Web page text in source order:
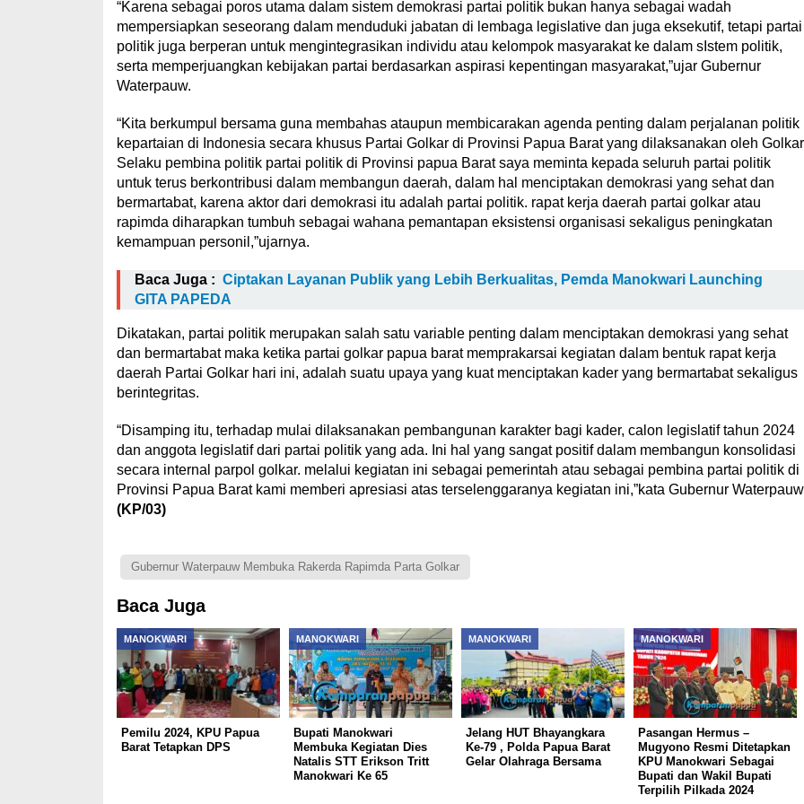
“Karena sebagai poros utama dalam sistem demokrasi partai politik bukan hanya sebagai wadah
mempersiapkan seseorang dalam menduduki jabatan di lembaga legislative dan juga eksekutif, tetapi partai
politik juga berperan untuk mengintegrasikan individu atau kelompok masyarakat ke dalam sIstem politik,
serta memperjuangkan kebijakan partai berdasarkan aspirasi kepentingan masyarakat,”ujar Gubernur
Waterpauw.
“Kita berkumpul bersama guna membahas ataupun membicarakan agenda penting dalam perjalanan politik
kepartaian di Indonesia secara khusus Partai Golkar di Provinsi Papua Barat yang dilaksanakan oleh
Selaku pembina politik partai politik di Provinsi papua Barat saya meminta kepada seluruh partai politik
untuk terus berkontribusi dalam membangun daerah, dalam hal menciptakan demokrasi yang sehat dan
bermartabat, karena aktor dari demokrasi itu adalah partai politik. rapat kerja daerah partai golkar atau
rapimda diharapkan tumbuh sebagai wahana pemantapan eksistensi organisasi sekaligus peningkatan
kemampuan personil,”ujarnya.
Baca Juga : Ciptakan Layanan Publik yang Lebih Berkualitas, Pemda Manokwari Launching
GITA PAPEDA
Dikatakan, partai politik merupakan salah satu variable penting dalam menciptakan demokrasi yang sehat
dan bermartabat maka ketika partai golkar papua barat memprakarsai kegiatan dalam bentuk rapat kerja
daerah Partai Golkar hari ini, adalah suatu upaya yang kuat menciptakan kader yang bermartabat sekaligus
berintegritas.
“Disamping itu, terhadap mulai dilaksanakan pembangunan karakter bagi kader, calon legislatif tahun 2024
dan anggota legislatif dari partai politik yang ada. Ini hal yang sangat positif dalam membangun konsolidasi
secara internal parpol golkar. melalui kegiatan ini sebagai pemerintah atau sebagai pembina partai politik di
Provinsi Papua Barat kami memberi apresiasi atas terselenggaranya kegiatan ini,”kata Gubernur
(KP/03)
Gubernur Waterpauw Membuka Rakerda Rapimda Parta Golkar
Baca Juga
MANOKWARI
Pemilu 2024, KPU Papua
Barat Tetapkan DPS
MANOKWARI
Bupati Manokwari
Membuka Kegiatan Dies
Natalis STT Erikson Tritt
Manokwari Ke 65
MANOKWARI
Jelang HUT Bhayangkara
Ke-79 , Polda Papua Barat
Gelar Olahraga Bersama
MANOKWARI
Pasangan Hermus –
Mugyono Resmi Ditetapkan
KPU Manokwari Sebagai
Bupati dan Wakil Bupati
Terpilih Pilkada 2024